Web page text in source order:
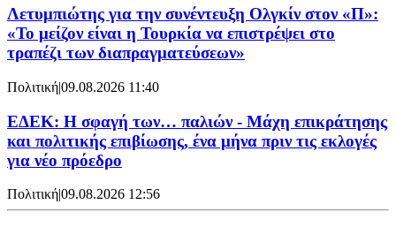
Λετυμπιώτης για την συνέντευξη Ολγκίν στον «Π»:
«Το μείζον είναι η Τουρκία να επιστρέψει στο
τραπέζι των διαπραγματεύσεων»
Πολιτική|09.08.2026 11:40
ΕΔΕΚ: Η σφαγή των… παλιών - Μάχη επικράτησης
και πολιτικής επιβίωσης, ένα μήνα πριν τις εκλογές
για νέο πρόεδρο
Πολιτική|09.08.2026 12:56